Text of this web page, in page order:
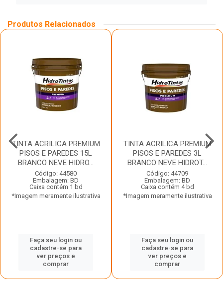
Produtos Relacionados
TINTA ACRILICA PREMIUM
PISOS E PAREDES 15L
BRANCO NEVE HIDRO...
Código: 44580
Embalagem: BD
Caixa contém 1 bd
*Imagem meramente ilustrativa
Faça seu login ou
cadastre-se para
ver preços e
comprar
TINTA ACRILICA PREMIUM
PISOS E PAREDES 3L
BRANCO NEVE HIDROT...
Código: 44709
Embalagem: BD
Caixa contém 4 bd
*Imagem meramente ilustrativa
Faça seu login ou
cadastre-se para
ver preços e
comprar